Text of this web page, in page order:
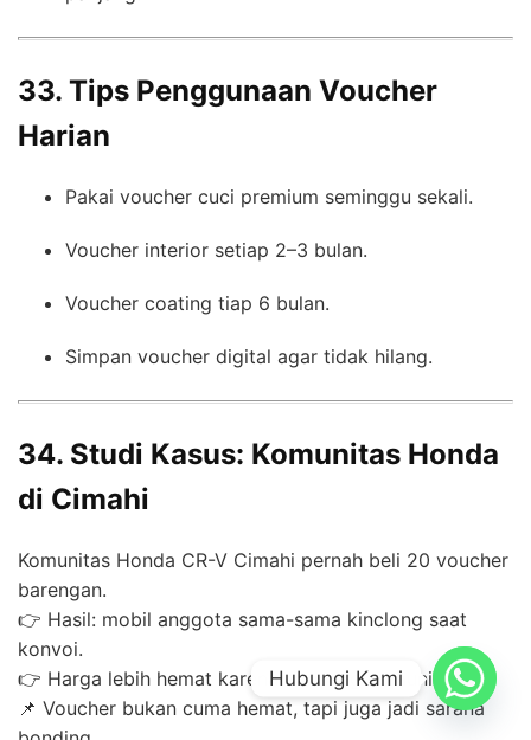
33. Tips Penggunaan Voucher
Harian
Pakai voucher cuci premium seminggu sekali.
Voucher interior setiap 2–3 bulan.
Voucher coating tiap 6 bulan.
Simpan voucher digital agar tidak hilang.
34. Studi Kasus: Komunitas Honda
di Cimahi
Komunitas Honda CR-V Cimahi pernah beli 20 voucher
barengan.
👉 Hasil: mobil anggota sama-sama kinclong saat
konvoi.
👉 Harga lebih hemat karena bundling komunitas.
📌 Voucher bukan cuma hemat, tapi juga jadi sarana
Hubungi Kami